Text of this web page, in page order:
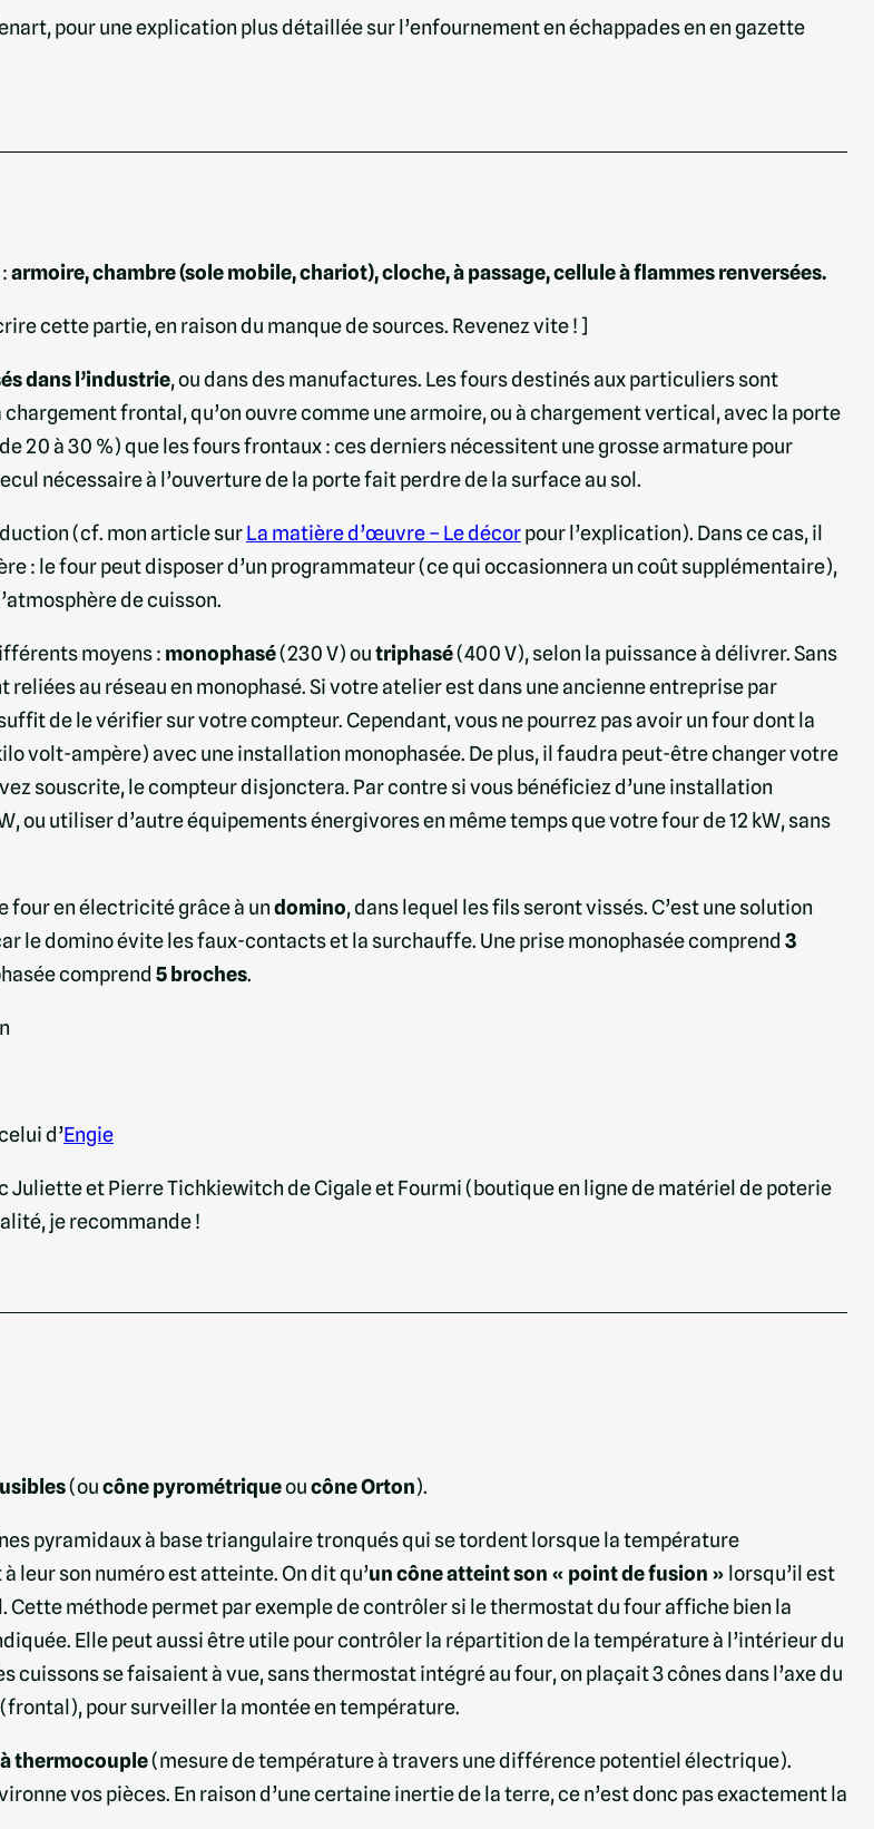
pour une explication plus détaillée sur l’enfournement en échappades en en gazette
armoire, chambre (sole mobile, chariot), cloche, à passage, cellule à flammes renversées.
cette partie, en raison du manque de sources. Revenez vite ! ]
dans l’industrie, ou dans des manufactures. Les fours destinés aux particuliers sont
chargement frontal, qu’on ouvre comme une armoire, ou à chargement vertical, avec la porte
20 à 30 %) que les fours frontaux : ces derniers nécessitent une grosse armature pour
nécessaire à l’ouverture de la porte fait perdre de la surface au sol.
(cf. mon article surLa matière d’œuvre – Le décorpour l’explication). Dans ce cas, il
: le four peut disposer d’un programmateur (ce qui occasionnera un coût supplémentaire),
de cuisson.
moyens : monophasé(230 V) outriphasé(400 V), selon la puissance à délivrer. Sans
au réseau en monophasé. Si votre atelier est dans une ancienne entreprise par
de le vérifier sur votre compteur. Cependant, vous ne pourrez pas avoir un four dont la
volt-ampère) avec une installation monophasée. De plus, il faudra peut-être changer votre
souscrite, le compteur disjonctera. Par contre si vous bénéficiez d’une installation
ou utiliser d’autre équipements énergivores en même temps que votre four de 12 kW, sans
four en électricité grâce à undomino, dans lequel les fils seront vissés. C’est une solution
le domino évite les faux-contacts et la surchauffe. Une prise monophasée comprend 3
comprend 5 broches.
d’Engie
Juliette et Pierre Tichkiewitch de Cigale et Fourmi (boutique en ligne de matériel de poterie
je recommande !
(oucône pyrométriqueoucône Orton).
pyramidaux à base triangulaire tronqués qui se tordent lorsque la température
leur son numéro est atteinte. On dit qu’un cône atteint son « point de fusion » lorsqu’il est
Cette méthode permet par exemple de contrôler si le thermostat du four affiche bien la
Elle peut aussi être utile pour contrôler la répartition de la température à l’intérieur du
cuissons se faisaient à vue, sans thermostat intégré au four, on plaçait 3 cônes dans l’axe du
pour surveiller la montée en température.
thermocouple(mesure de température à travers une différence potentiel électrique).
vos pièces. En raison d’une certaine inertie de la terre, ce n’est donc pas exactement la